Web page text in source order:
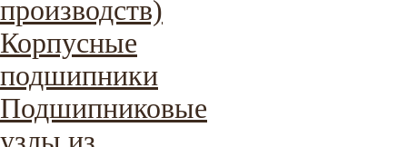
производств)
Корпусные
подшипники
Подшипниковые